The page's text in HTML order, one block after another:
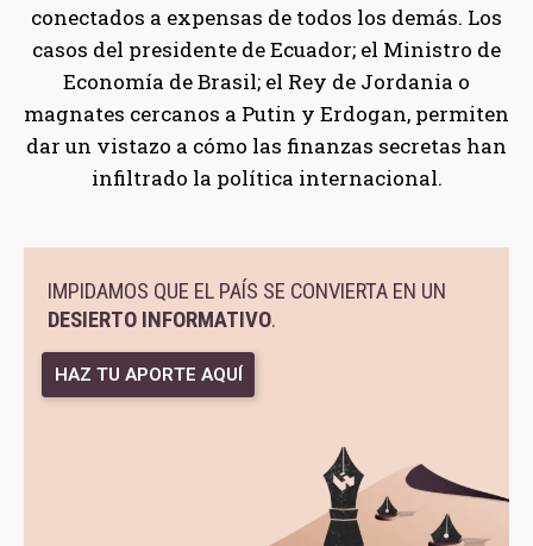
conectados a expensas de todos los demás. Los
casos del presidente de Ecuador; el Ministro de
Economía de Brasil; el Rey de Jordania o
magnates cercanos a Putin y Erdogan, permiten
dar un vistazo a cómo las finanzas secretas han
infiltrado la política internacional.
IMPIDAMOS QUE EL PAÍS SE CONVIERTA EN UN
DESIERTO INFORMATIVO.
HAZ TU APORTE AQUÍ